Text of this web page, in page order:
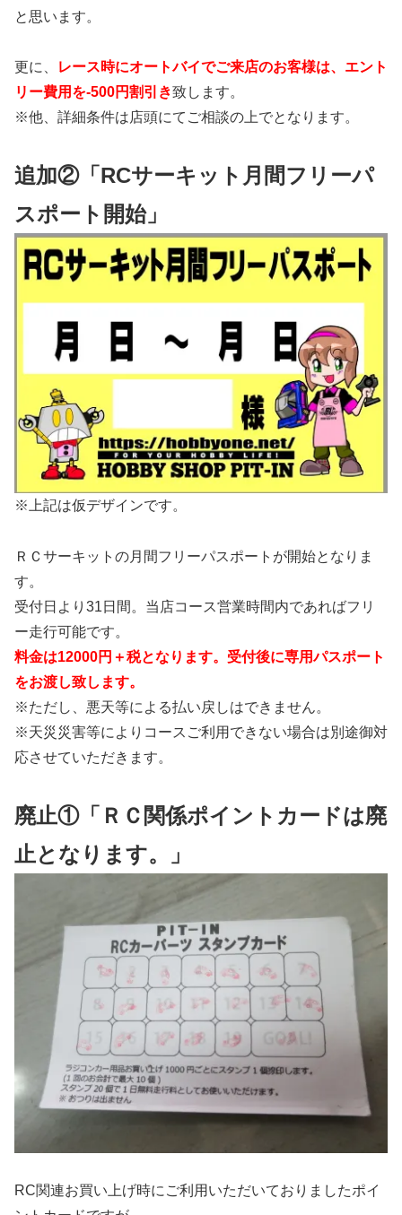
と思います。
更に、
レース時にオートバイでご来店のお客様は、エント
リー費用を-500円割引き致します。
※他、詳細条件は店頭にてご相談の上でとなります。
追加②「RCサーキット月間フリーパ
スポート開始」
※上記は仮デザインです。
ＲＣサーキットの月間フリーパスポートが開始となりま
す。
受付日より31日間。当店コース営業時間内であればフリ
ー走行可能です。
料金は12000円＋税となります。受付後に専用パスポート
をお渡し致します。
※ただし、悪天等による払い戻しはできません。
※天災災害等によりコースご利用できない場合は別途御対
応させていただきます。
廃止①「ＲＣ関係ポイントカードは廃
止となります。」
RC関連お買い上げ時にご利用いただいておりましたポイ